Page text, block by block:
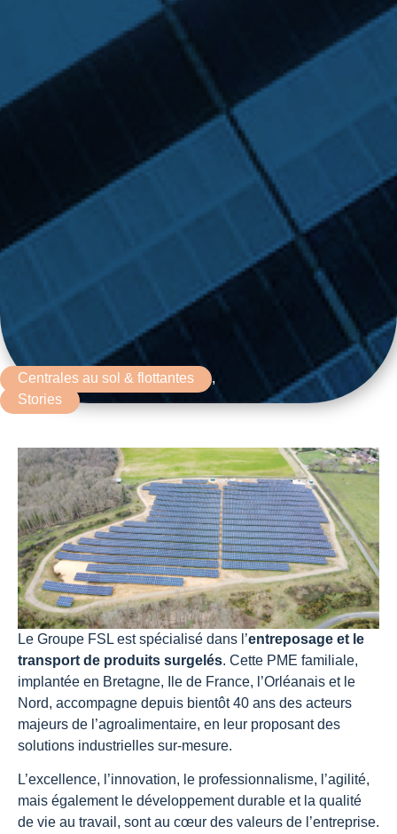
Centrales au sol & flottantes
,
Stories
Le Groupe FSL est spécialisé dans l’entreposage et le
transport de produits surgelés. Cette PME familiale,
implantée en Bretagne, Ile de France, l’Orléanais et le
Nord, accompagne depuis bientôt 40 ans des acteurs
majeurs de l’agroalimentaire, en leur proposant des
solutions industrielles sur-mesure.
L’excellence, l’innovation, le professionnalisme, l’agilité,
mais également le développement durable et la qualité
de vie au travail, sont au cœur des valeurs de l’entreprise.